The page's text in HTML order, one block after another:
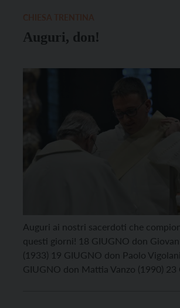
Auguri, don!
Auguri ai nostri sacerdoti che
questi giorni! 18 GIUGNO don
(1933) 19 GIUGNO don Paolo
GIUGNO don Mattia Vanzo (1990) 23